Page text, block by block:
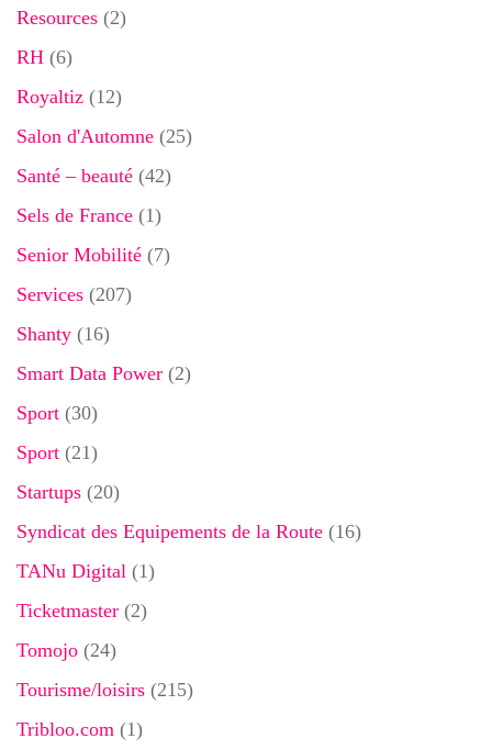
Resources (2)
RH (6)
Royaltiz (12)
Salon d'Automne (25)
Santé – beauté (42)
Sels de France (1)
Senior Mobilité (7)
Services (207)
Shanty (16)
Smart Data Power (2)
Sport (30)
Sport (21)
Startups (20)
Syndicat des Equipements de la Route (16)
TANu Digital (1)
Ticketmaster (2)
Tomojo (24)
Tourisme/loisirs (215)
Tribloo.com (1)